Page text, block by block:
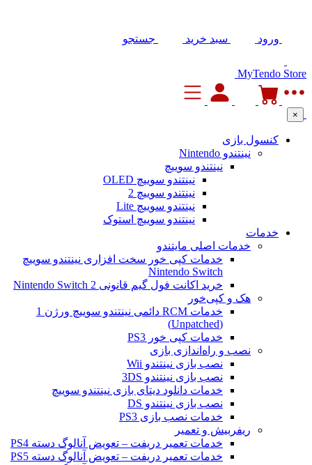
ورود سبد خرید جستجو
MyTendo Store
×
کنسول بازی
نینتندو Nintendo
نینتندو سوییچ
نینتندو سوییچ OLED
نینتندو سوییچ 2
نینتندو سوییچ Lite
نینتندو سوییچ استوک
خدمات
خدمات اصلی مایتندو
خدمات کپی خور سخت افزاری نینتندو سوییچ
Nintendo Switch
خرید اکانت فول گیم قانونی Nintendo Switch 2
هک و کپی‌خور
خدمات RCM دائمی نینتندو سوییچ ورژن 1
(Unpatched)
خدمات کپی خور PS3
نصب و راه‌اندازی بازی
نصب بازی نینتندو Wii
نصب بازی نینتندو 3DS
خدمات دانلود دیتای بازی نینتندو سوییچ
نصب بازی نینتندو DS
خدمات نصب بازی PS3
ریفربیش و تعمیر
خدمات تعمیر دریفت – تعویض آنالوگ دسته PS4
خدمات تعمیر دریفت – تعویض آنالوگ دسته PS5